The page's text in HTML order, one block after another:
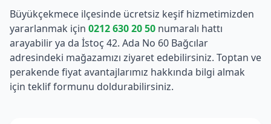
Büyükçekmece ilçesinde ücretsiz keşif hizmetimizden
yararlanmak için 0212 630 20 50 numaralı hattı
arayabilir ya da İstoç 42. Ada No 60 Bağcılar
adresindeki mağazamızı ziyaret edebilirsiniz. Toptan ve
perakende fiyat avantajlarımız hakkında bilgi almak
için teklif formunu doldurabilirsiniz.